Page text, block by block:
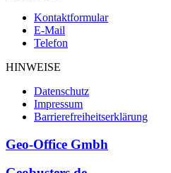
Kontaktformular
E-Mail
Telefon
HINWEISE
Datenschutz
Impressum
Barrierefreiheitserklärung
Geo-Office Gmbh